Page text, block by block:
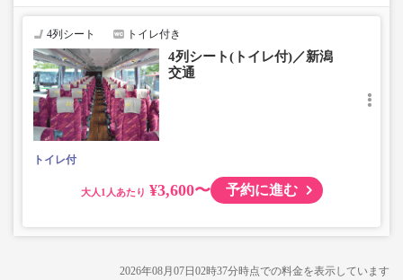
4列シート トイレ付き
4列シート(トイレ付)／新潟
交通
トイレ付
大人 ¥3,600〜 予約に進む
2026年08月07日02時37分時点での料金を表示しています